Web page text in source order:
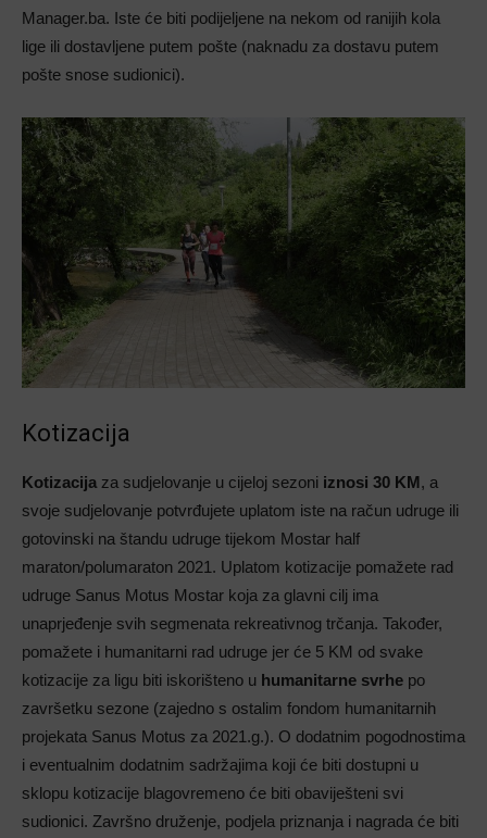
Manager.ba. Iste će biti podijeljene na nekom od ranijih kola
lige ili dostavljene putem pošte (naknadu za dostavu putem
pošte snose sudionici).
Kotizacija
Kotizacija za sudjelovanje u cijeloj sezoni iznosi 30 KM, a
svoje sudjelovanje potvrđujete uplatom iste na račun udruge ili
gotovinski na štandu udruge tijekom Mostar half
maraton/polumaraton 2021. Uplatom kotizacije pomažete rad
udruge Sanus Motus Mostar koja za glavni cilj ima
unaprjeđenje svih segmenata rekreativnog trčanja. Također,
pomažete i humanitarni rad udruge jer će 5 KM od svake
kotizacije za ligu biti iskorišteno u humanitarne svrhe po
završetku sezone (zajedno s ostalim fondom humanitarnih
projekata Sanus Motus za 2021.g.). O dodatnim pogodnostima
i eventualnim dodatnim sadržajima koji će biti dostupni u
sklopu kotizacije blagovremeno će biti obaviješteni svi
sudionici. Završno druženje, podjela priznanja i nagrada će biti